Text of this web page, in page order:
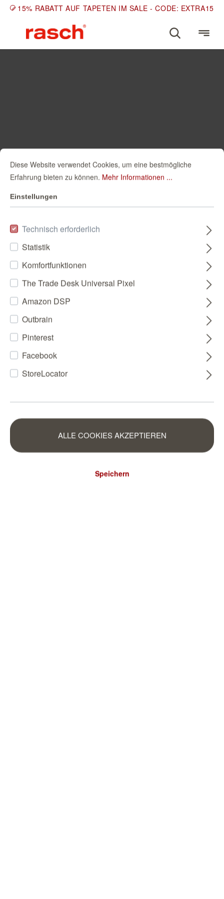
15% RABATT AUF TAPETEN IM SALE - CODE: EXTRA15
Diese Website verwendet Cookies, um eine bestmögliche
Erfahrung bieten zu können. Mehr Informationen ...
Einstellungen
Technisch erforderlich
Statistik
Komfortfunktionen
The Trade Desk Universal Pixel
Amazon DSP
Outbrain
Pinterest
Facebook
StoreLocator
ALLE COOKIES AKZEPTIEREN
Speichern